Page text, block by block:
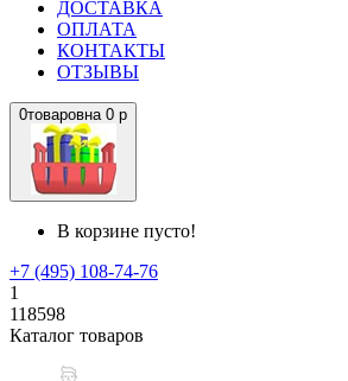
ДОСТАВКА
ОПЛАТА
КОНТАКТЫ
ОТЗЫВЫ
0товаровна 0 р
В корзине пусто!
+7 (495) 108-74-76
1
118598
Каталог товаров